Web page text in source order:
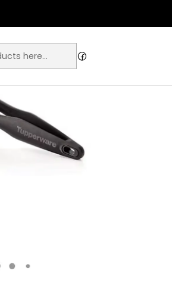
www.auraemporium.pt/sitemap.xml
Home